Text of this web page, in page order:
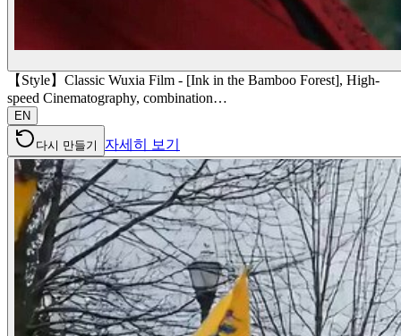
【Style】Classic Wuxia Film - [Ink in the Bamboo Forest], High-
speed Cinematography, combination…
EN
다시 만들기 자세히 보기